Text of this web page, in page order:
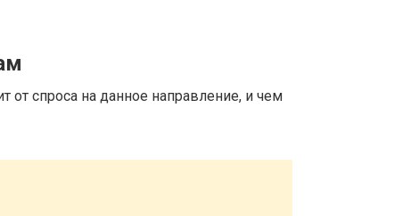
от спроса на данное направление, и чем